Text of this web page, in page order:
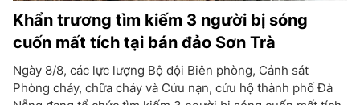
Khẩn trương tìm kiếm 3 người bị sóng
cuốn mất tích tại bán đảo Sơn Trà
Ngày 8/8, các lực lượng Bộ đội Biên phòng, Cảnh sát
Phòng cháy, chữa cháy và Cứu nạn, cứu hộ thành phố Đà